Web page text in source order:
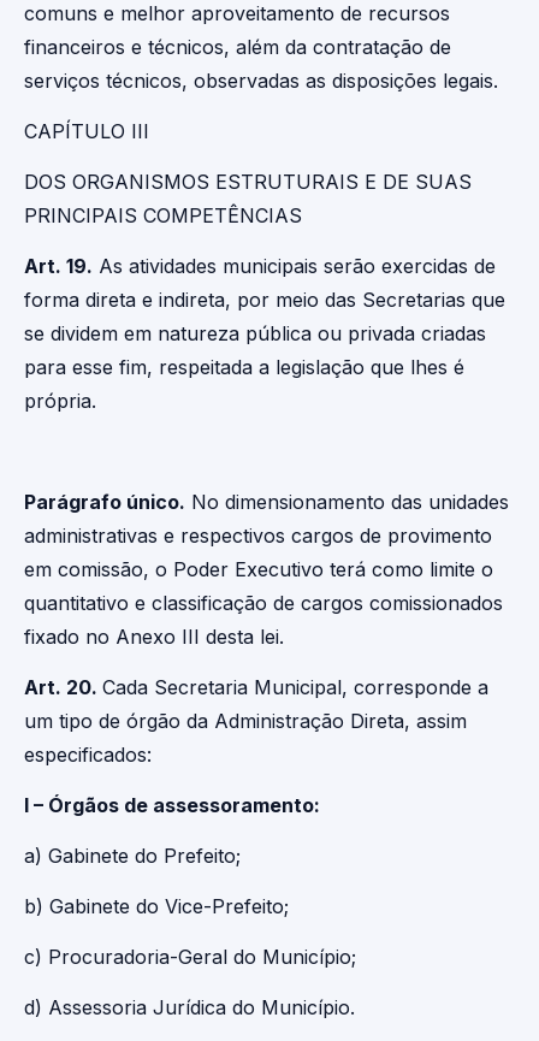
comuns e melhor aproveitamento de recursos
financeiros e técnicos, além da contratação de
serviços técnicos, observadas as disposições legais.
CAPÍTULO III
DOS ORGANISMOS ESTRUTURAIS E DE SUAS
PRINCIPAIS COMPETÊNCIAS
Art. 19. As atividades municipais serão exercidas de
forma direta e indireta, por meio das Secretarias que
se dividem em natureza pública ou privada criadas
para esse fim, respeitada a legislação que lhes é
própria.
Parágrafo único. No dimensionamento das unidades
administrativas e respectivos cargos de provimento
em comissão, o Poder Executivo terá como limite o
quantitativo e classificação de cargos comissionados
fixado no Anexo III desta lei.
Art. 20. Cada Secretaria Municipal, corresponde a
um tipo de órgão da Administração Direta, assim
especificados:
I – Órgãos de assessoramento:
a) Gabinete do Prefeito;
b) Gabinete do Vice-Prefeito;
c) Procuradoria-Geral do Município;
d) Assessoria Jurídica do Município.